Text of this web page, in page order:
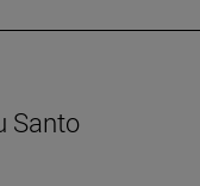
Santo